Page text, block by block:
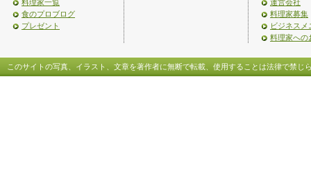
料理家一覧
食のプロブログ
プレゼント
運営会社
料理家募集
ビジネスメ
料理家への
このサイトの写真、イラスト、文章を著作者に無断で転載、使用することは法律で禁じ